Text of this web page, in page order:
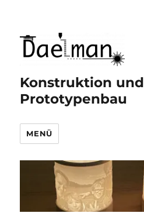
Konstruktion und
Prototypenbau
MENÜ